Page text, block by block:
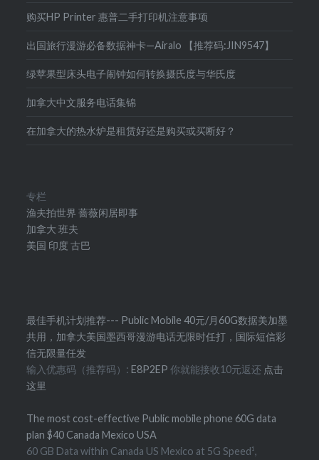
购买HP Printer 惠普二手打印机注意事项
出国旅行漫游必备数据神卡—Airalo 【推荐码:JIN9547】
绿苹果型床头电子闹钟如何转换摄氏度与华氏度
加拿大中文服务电话集锦
在加拿大的热水炉是租赁好还是购买或买断好？
专栏
渔夫拍世界蔷薇闲居即事
加拿大 班夫
美国 印度 古巴
最佳手机计划推荐--- Public Mobile 40元/月60G数据美加墨
共用，加拿大美国墨西哥漫游电话无限时任打，国际短信彩
信无限量任发
输入优惠码（推荐码）:E8P2EP你就能接收10元返还 点击
这里
The most cost-effective Public mobile phone 60G data
plan $40 Canada Mexico USA
60 GB Data within Canada US Mexico at 5G Speed¹,